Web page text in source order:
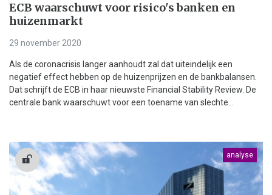
ECB waarschuwt voor risico's banken en
huizenmarkt
29 november 2020
Als de coronacrisis langer aanhoudt zal dat uiteindelijk een
negatief effect hebben op de huizenprijzen en de bankbalansen.
Dat schrijft de ECB in haar nieuwste Financial Stability Review. De
centrale bank waarschuwt voor een toename van slechte...
analyse